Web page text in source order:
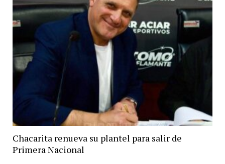
Chacarita renueva su plantel para salir de
Primera Nacional